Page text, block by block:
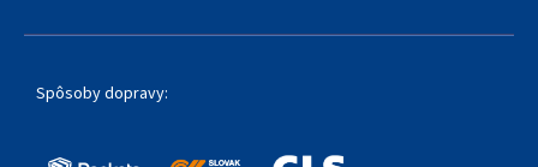
Spôsoby dopravy: